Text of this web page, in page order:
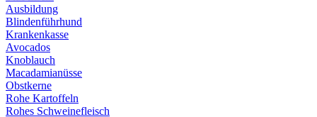
Ausbildung
Blindenführhund
Krankenkasse
Avocados
Knoblauch
Macadamianüsse
Obstkerne
Rohe Kartoffeln
Rohes Schweinefleisch